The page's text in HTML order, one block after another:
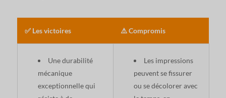
✅ Les victoires ⚠️ Compromis
Une durabilité
mécanique
exceptionnelle qui
Les impressions
peuvent se fissurer
ou se décolorer avec